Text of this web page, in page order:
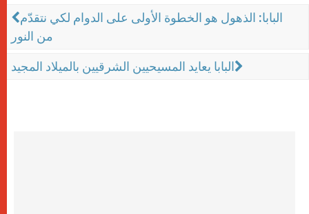
البابا: الذهول هو الخطوة الأولى على الدوام لكي نتقدّم
من النور
البابا يعايد المسيحيين الشرقيين بالميلاد المجيد